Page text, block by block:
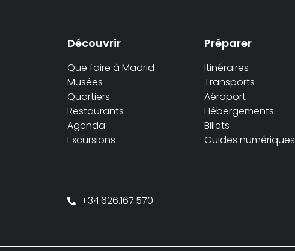
Découvrir
Que faire à Madrid
Musées
Quartiers
Restaurants
Agenda
Excursions
Préparer
Itinéraires
Transports
Aéroport
Hébergements
Billets
Guides numériques
+34.626.167.570